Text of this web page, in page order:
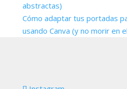
abstractas)
Cómo adaptar tus portadas
usando Canva (y no morir en